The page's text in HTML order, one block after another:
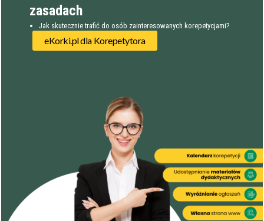
Filtry
zasadach
Jak skutecznie trafić do osób zainteresowanych korepetycjami?
eKorki.pl dla Korepetytora